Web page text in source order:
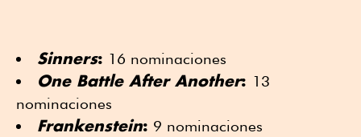
Sinners: 16 nominaciones
One Battle After Another: 13
nominaciones
Frankenstein: 9 nominaciones